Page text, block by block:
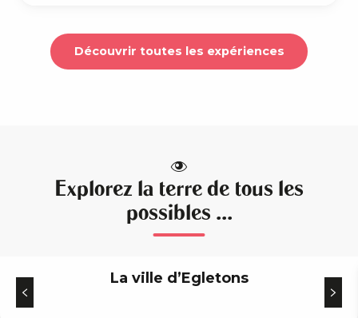
Découvrir toutes les expériences
Explorez la terre de tous les
possibles ...
La ville d’Egletons